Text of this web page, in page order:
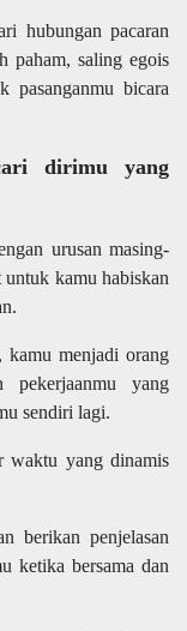
hubungan pacaran
paham, saling egois
pasanganmu bicara
dirimu yang
urusan masing-
kamu habiskan
kamu menjadi orang
pekerjaanmu yang
sendiri lagi.
waktu yang dinamis
berikan penjelasan
ketika bersama dan